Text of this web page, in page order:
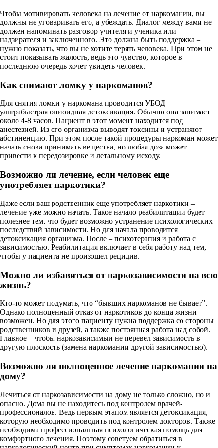
Чтобы мотивировать человека на лечение от наркомании, вы
должны не уговаривать его, а убеждать. Диалог между вами не
должен напоминать разговор учителя и ученика или
надзирателя и заключенного. Это должна быть поддержка –
нужно показать, что вы не хотите терять человека. При этом не
стоит показывать жалость, ведь это чувство, которое в
последнюю очередь хочет увидеть человек.
Как снимают ломку у наркоманов?
Для снятия ломки у наркомана проводится УБОД –
ультрабыстрая опиоидная детоксикация. Обычно она занимает
около 4-8 часов. Пациент в этот момент находится под
анестезией. Из его организма выводят токсины и устраняют
абстиненцию. При этом после такой процедуры наркоман может
начать снова принимать вещества, но любая доза может
привести к передозировке и летальному исходу.
Возможно ли лечение, если человек еще
употребляет наркотики?
Даже если ваш родственник еще употребляет наркотики –
лечение уже можно начать. Такое начало реабилитации будет
полезнее тем, что будет возможно устранение психологических
последствий зависимости. Но для начала проводится
детоксикация организма. После – психотерапия и работа с
зависимостью. Реабилитация включает в себя работу над тем,
чтобы у пациента не произошел рецидив.
Можно ли избавиться от наркозависимости на всю
жизнь?
Кто-то может подумать, что “бывших наркоманов не бывает”.
Однако полноценный отказ от наркотиков до конца жизни
возможен. Но для этого пациенту нужна поддержка со стороны
родственников и друзей, а также постоянная работа над собой.
Главное – чтобы наркозависимый не перевел зависимость в
другую плоскость (замена наркомании другой зависимостью).
Возможно ли полноценное лечение наркомании на
дому?
Лечиться от наркозависимости на дому не только сложно, но и
опасно. Дома вы не находитесь под контролем врачей-
профессионалов. Ведь первым этапом является детоксикация,
которую необходимо проводить под контролем докторов. Также
необходима профессиональная психологическая помощь для
комфортного лечения. Поэтому советуем обратиться в